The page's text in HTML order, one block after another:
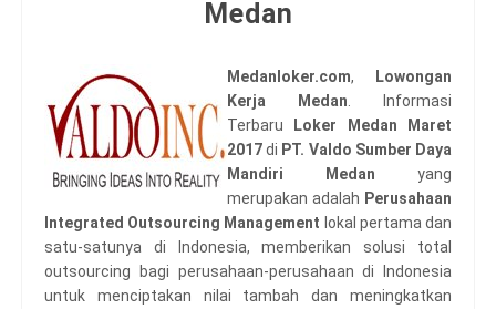
Medan
Medanloker.com,
Lowongan
Kerja Medan . Informasi
Terbaru
Loker Medan Maret
2017di PT. Valdo Sumber Daya
Mandiri Medan yang
merupakan adalah Perusahaan
Integrated Outsourcing Management lokal pertama dan
satu-satunya di Indonesia, memberikan solusi total
outsourcing bagi perusahaan-perusahaan di Indonesia
untuk menciptakan nilai tambah dan meningkatkan